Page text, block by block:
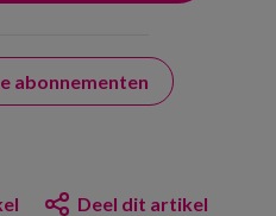
abonnementen
Deel dit artikel